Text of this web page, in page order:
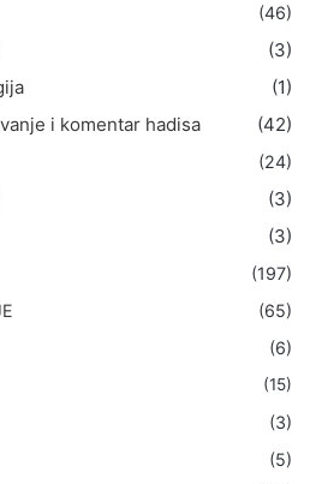
(46)
(3)
(1)
i komentar hadisa
(42)
(24)
(3)
(3)
(197)
(65)
(6)
(15)
(3)
(5)